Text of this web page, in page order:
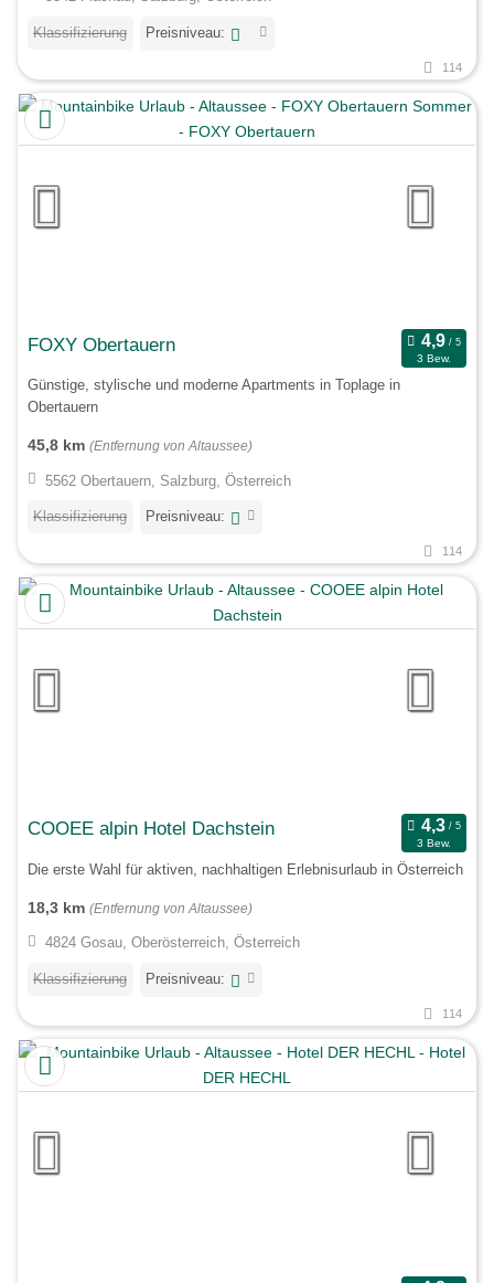
Klassifizierung Preisniveau:
114
FOXY Obertauern
3 Bew.
Günstige, stylische und moderne Apartments in Toplage in
Obertauern
45,8 km (Entfernung von Altaussee)
5562 Obertauern, Salzburg, Österreich
Klassifizierung Preisniveau:
114
COOEE alpin Hotel Dachstein
3 Bew.
Die erste Wahl für aktiven, nachhaltigen Erlebnisurlaub in Österreich
18,3 km (Entfernung von Altaussee)
4824 Gosau, Oberösterreich, Österreich
Klassifizierung Preisniveau:
114